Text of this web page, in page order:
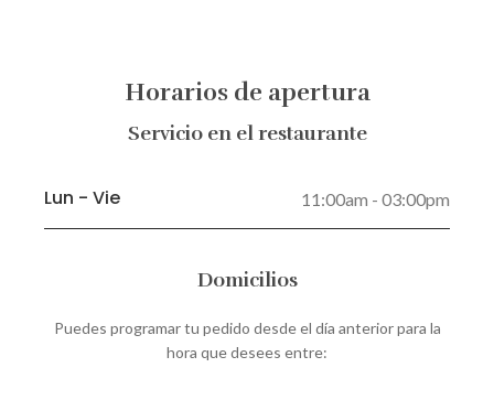
Horarios de apertura
Servicio en el restaurante
Lun - Vie 11:00am - 03:00pm
Domicilios
Puedes programar tu pedido desde el día anterior para la
hora que desees entre: